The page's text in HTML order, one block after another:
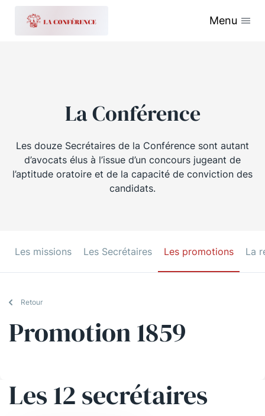
Menu
La Conférence
Les douze Secrétaires de la Conférence sont autant
d’avocats élus à l’issue d’un concours jugeant de
l’aptitude oratoire et de la capacité de conviction des
candidats.
Les missions Les Secrétaires Les promotions La
Retour
Promotion 1859
Les 12 secrétaires